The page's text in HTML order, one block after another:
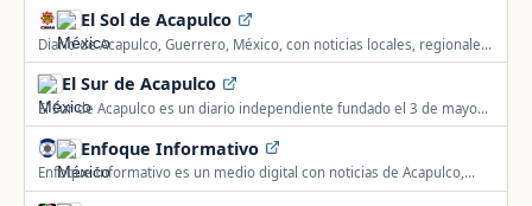
El Sol de Acapulco
Diario de Acapulco, Guerrero, México, con noticias locales, regionales,
nacionales e internacionales.
El Sur de Acapulco
El Sur de Acapulco es un diario independiente fundado el 3 de mayo
de 1993, referente histórico del periodismo guerrerense con más de
30 años de trayectoria.
Enfoque Informativo
Enfoque Informativo es un medio digital con noticias de Acapulco,
Guerrero, México: política, gobierno, seguridad, deportes y actualidad